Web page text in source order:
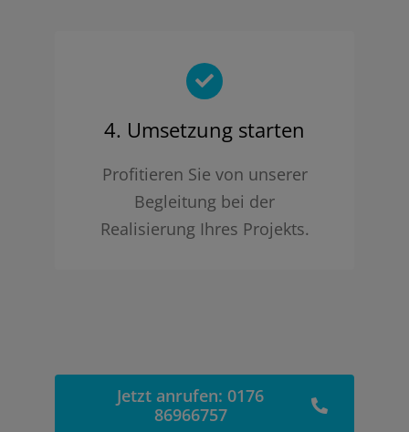
4. Umsetzung starten
Profitieren Sie von unserer
Begleitung bei der
Realisierung Ihres Projekts.
Jetzt anrufen: 0176
86966757